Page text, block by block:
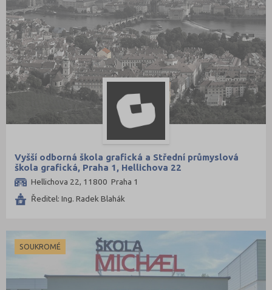
Vyšší odborná škola grafická a Střední průmyslová
škola grafická, Praha 1, Hellichova 22
Hellichova 22, 11800 Praha 1
Ředitel: Ing. Radek Blahák
SOUKROMÉ